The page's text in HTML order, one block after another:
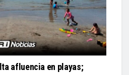
afluencia en playas;